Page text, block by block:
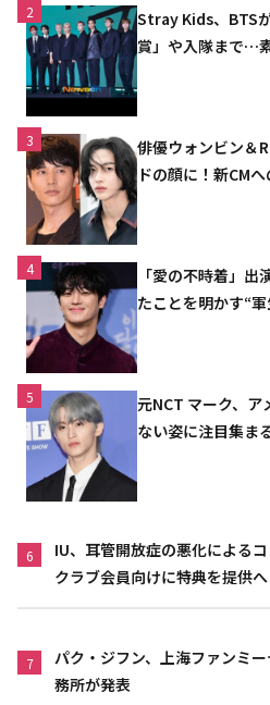
2
Stray Kids、BTS
賞」や入隊まで…
3
俳優ウォンビン＆
ドの顔に！新CM
4
「愛の不時着」
たことを明かす“
5
元NCT マーク、
ない姿に注目集ま
6
IU、耳管開放症の悪化による
クラブ会員向けに特典を提供へ
7
パク・ジフン、上海ファンミ
務所が発表